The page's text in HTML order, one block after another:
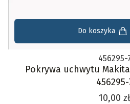
Do koszyka
456295-
Pokrywa uchwytu Makita
456295-
Cena
10,00 zł